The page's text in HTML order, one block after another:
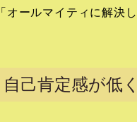
「オールマイティに解決
自己肯定感が低